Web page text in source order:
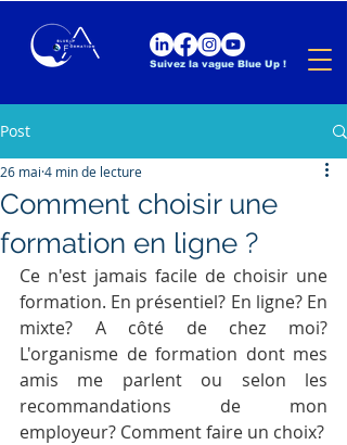
Suivez la vague Blue Up !
Post
Comment choisir une
formation en ligne ?
26 mai 4 min de lecture
Ce n'est jamais facile de choisir une
formation. En présentiel? En ligne? En
mixte? A côté de chez moi?
L'organisme de formation dont mes
amis me parlent ou selon les
recommandations de mon
employeur? Comment faire un choix?